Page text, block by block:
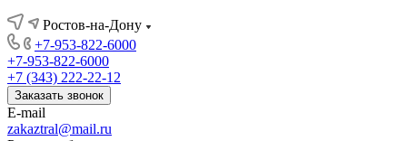
Ростов-на-Дону
+7-953-822-6000
+7-953-822-6000
+7 (343) 222-22-12
Заказать звонок
E-mail
zakaztral@mail.ru